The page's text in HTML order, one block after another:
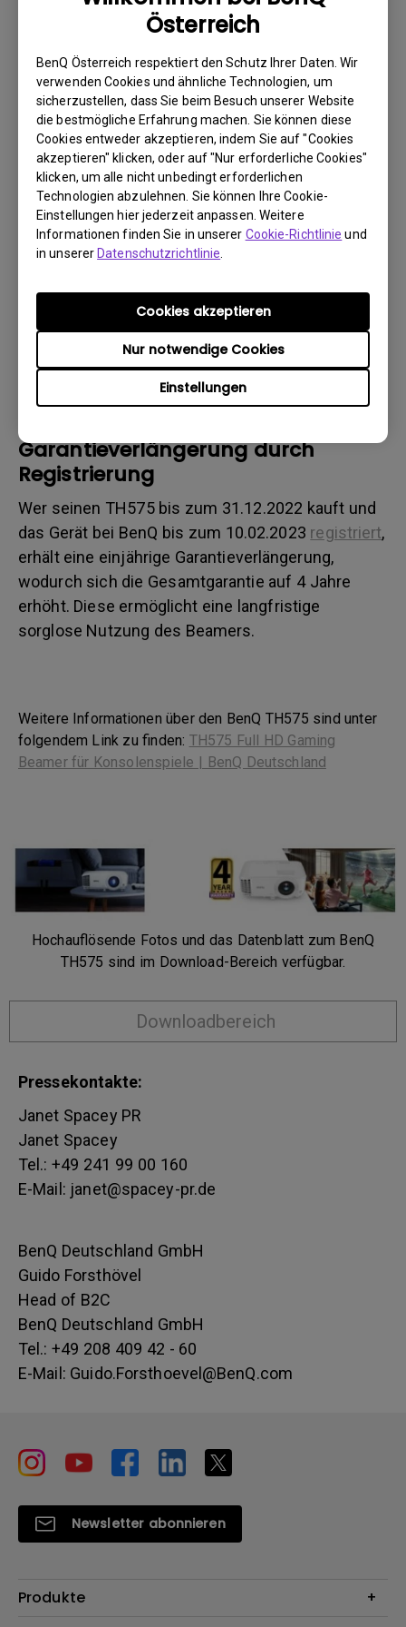
Österreich
BenQ Österreich respektiert den Schutz Ihrer Daten. Wir
verwenden Cookies und ähnliche Technologien, um
sicherzustellen, dass Sie beim Besuch unserer Website
die bestmögliche Erfahrung machen. Sie können diese
Cookies entweder akzeptieren, indem Sie auf "Cookies
akzeptieren" klicken, oder auf "Nur erforderliche Cookies"
klicken, um alle nicht unbedingt erforderlichen
Technologien abzulehnen. Sie können Ihre Cookie-
Einstellungen hier jederzeit anpassen. Weitere
Informationen finden Sie in unserer Cookie-Richtlinie und
in unsererDatenschutzrichtlinie
Einstellungen
Nur notwendige Cookies
Cookies akzeptieren
geeignet. Zusätzlich ist der TH575 mit einem 10-Watt-
Lautsprecher sowie dem Rec. 709-Standard
ausgestattet, was für kraftvollen Sound sowie eine
lebendige und realistische Farbwiedergabe sorgt. Dank
der Helligkeit von 3.800 ANSI Lumen liefert der neue
Projektor sowohl tagsüber als auch abends oder nachts
in einem gut beleuchteten Wohnzimmer eine gute
Performance. Der TH575 hat eine Lampenlebensdauer
von bis zu 10.000 Stunden, die mit den Energiesparmodi
Smart Eco® oder Lamp Save auf bis zu 15.000 Stunden
verlängert werden kann. Dezidierte Modi, wie Game und
Sports, ermöglichen dem TH575 die optimierte
einem Input Lag von 16 ms sorgt der TH575 zusätzlich
für flüssige Gameplays - perfekt für rasante Sportarten,
reaktionsschnelle Shooter und zeitkritische
Kampfarenen.
Garantieverlängerung durch
Registrierung
Wer seinen TH575 bis zum 31.12.2022 kauft und
das Gerät bei BenQ bis zum 10.02.2023 registriert,
erhält eine einjährige Garantieverlängerung,
wodurch sich die Gesamtgarantie auf 4 Jahre
erhöht. Diese ermöglicht eine langfristige
sorglose Nutzung des Beamers.
Weitere Informationen über den BenQ TH575 sind unter
folgendem Link zu finden: TH575 Full HD Gaming
Beamer für Konsolenspiele | BenQ Deutschland
Hochauflösende Fotos und das Datenblatt zum BenQ
TH575 sind im Download-Bereich verfügbar.
Downloadbereich
Pressekontakte:
Janet Spacey PR
Janet Spacey
Tel.: +49 241 99 00 160
E-Mail: janet@spacey-pr.de
BenQ Deutschland GmbH
Guido Forsthövel
Head of B2C
BenQ Deutschland GmbH
Tel.: +49 208 409 42 - 60
E-Mail: Guido.Forsthoevel@BenQ.com
Newsletter abonnieren
Produkte